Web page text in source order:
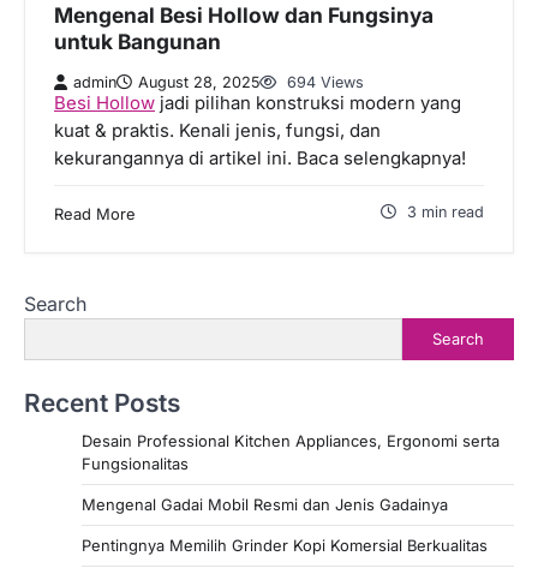
Mengenal Besi Hollow dan Fungsinya
untuk Bangunan
admin August 28, 2025 694 Views
Besi Hollow jadi pilihan konstruksi modern yang
kuat & praktis. Kenali jenis, fungsi, dan
kekurangannya di artikel ini. Baca selengkapnya!
Read More 3 min read
Search
Search
Recent Posts
Desain Professional Kitchen Appliances, Ergonomi serta
Fungsionalitas
Mengenal Gadai Mobil Resmi dan Jenis Gadainya
Pentingnya Memilih Grinder Kopi Komersial Berkualitas